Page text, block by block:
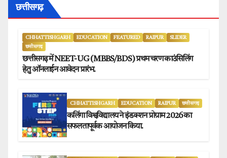
छत्तीसगढ़
CHHATTISHGARH EDUCATION FEATURED RAIPUR
SLIDER
छत्तीसगढ़
छत्तीसगढ़ में NEET-UG (MBBS/BDS) प्रथम चरण काउंसिलिंग
हेतु ऑनलाईन आवेदन प्रारंभ.
CHHATTISHGARH EDUCATION RAIPUR छत्तीसगढ़
कलिंगा विश्वविद्यालय ने इंडक्शन प्रोग्राम 2026 का
सफलतापूर्वक आयोजन किया.